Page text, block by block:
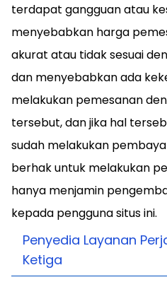
terdapat gangguan atau
menyebabkan harga
akurat atau tidak sesuai
dan menyebabkan ada
melakukan pemesanan
tersebut, dan jika hal
sudah melakukan
berhak untuk melakukan
hanya menjamin
kepada pengguna situs ini.
Penyedia Layanan
Ketiga